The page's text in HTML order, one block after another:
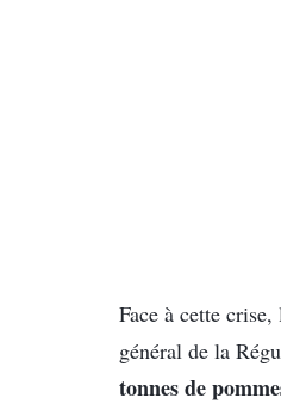
Face à cette
général de la
tonnes de